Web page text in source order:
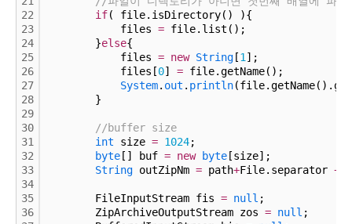
22
23
24
25
26
27
28
29
30
31
32
33
34
35
36
if( file.isDirectory() ){
files = file.list();
}else{
files = new String [1];
files[0] = file.getName();
System. out . println
}
//buffer size
int size = 1024;
byte [] buf = new byte [size];
String outZipNm = path+File.separator +
FileInputStream fis = null ;
ZipArchiveOutputStream zos = null ;